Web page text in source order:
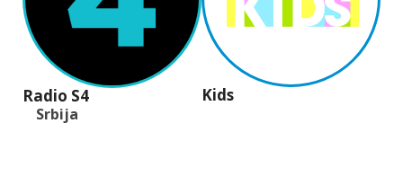
Radio S4 Kids
Srbija